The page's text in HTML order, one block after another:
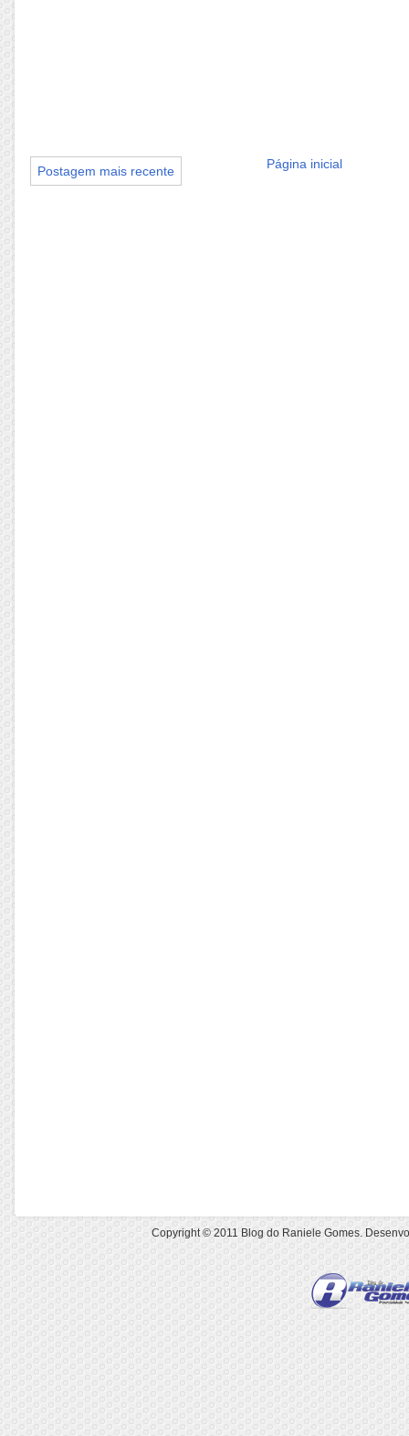
Postagem mais recente Página inicial
Copyright © 2011Blog do Raniele Gomes.